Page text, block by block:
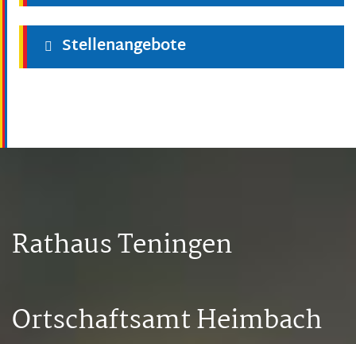
Stellenangebote
Rathaus Teningen
Ortschaftsamt Heimbach